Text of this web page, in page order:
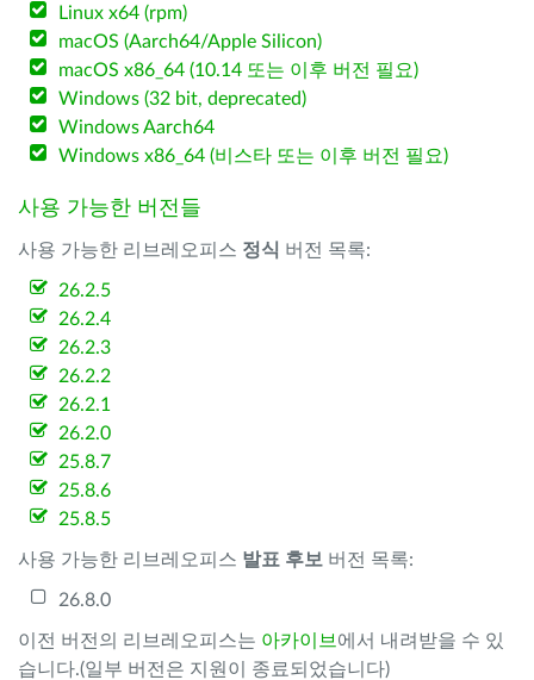
Linux x64 (rpm)
macOS (Aarch64/Apple Silicon)
macOS x86_64 (10.14 또는 이후 버전 필요)
Windows (32 bit, deprecated)
Windows Aarch64
Windows x86_64 (비스타 또는 이후 버전 필요)
사용 가능한 버전들
사용 가능한 리브레오피스 정식 버전 목록:
26.2.5
26.2.4
26.2.3
26.2.2
26.2.1
26.2.0
25.8.7
25.8.6
25.8.5
사용 가능한 리브레오피스 발표 후보 버전 목록:
26.8.0
이전 버전의 리브레오피스는 아카이브 에서 내려받을 수 있
습니다.(일부 버전은 지원이 종료되었습니다)